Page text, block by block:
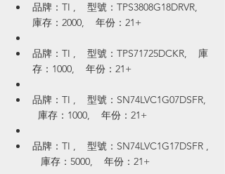
品牌：TI ,    型號：TPS3808G18DRVR,
庫存：2000,    年份：21+
品牌：TI ,    型號：TPS71725DCKR,    庫
存：1000,    年份：21+
品牌：TI ,    型號：SN74LVC1G07DSFR,
  庫存：1000,    年份：21+
品牌：TI ,    型號：SN74LVC1G17DSFR ,
   庫存：5000,    年份：21+